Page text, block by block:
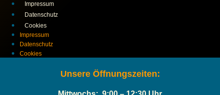
Impressum
Datenschutz
Cookies
Impressum
Datenschutz
Cookies
Unsere Öffnungszeiten: